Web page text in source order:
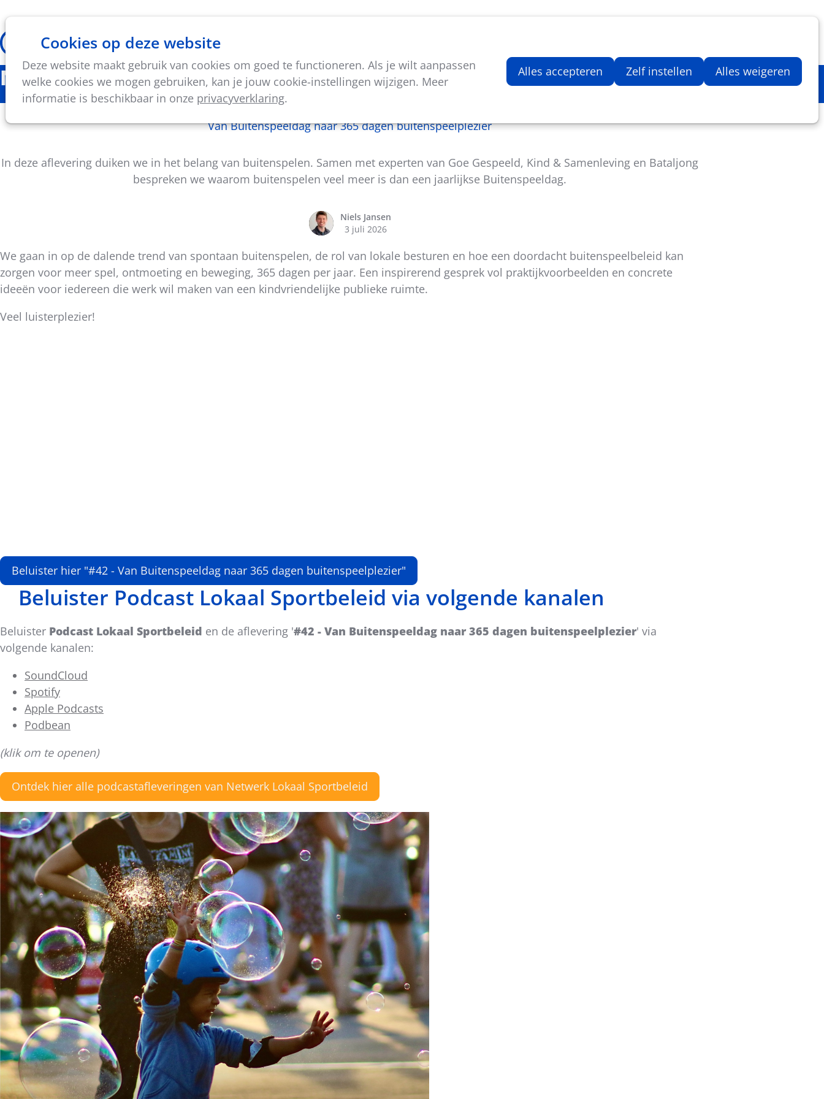
Cookies op deze website
Deze website maakt gebruik van cookies om goed te functioneren. Als je wilt aanpassen
welke cookies we mogen gebruiken, kan je jouw cookie-instellingen wijzigen. Meer
informatie is beschikbaar in onze privacyverklaring.
Alles accepteren Zelf instellen Alles weigeren
Thema's Vorming & activiteiten
Aantal artikelen in
Nieuws
Van Buitenspeeldag naar 365 dagen buitenspeelplezier
In deze aflevering duiken we in het belang van buitenspelen. Samen met experten van Goe Gespeeld, Kind & Samenleving en Bataljong
bespreken we waarom buitenspelen veel meer is dan een jaarlijkse Buitenspeeldag.
Niels Jansen
3 juli 2026
We gaan in op de dalende trend van spontaan buitenspelen, de rol van lokale besturen en hoe een doordacht buitenspeelbeleid kan
zorgen voor meer spel, ontmoeting en beweging, 365 dagen per jaar. Een inspirerend gesprek vol praktijkvoorbeelden en concrete
ideeën voor iedereen die werk wil maken van een kindvriendelijke publieke ruimte.
Veel luisterplezier!
Beluister hier "#42 - Van Buitenspeeldag naar 365 dagen buitenspeelplezier"
Beluister Podcast Lokaal Sportbeleid via volgende kanalen
Beluister Podcast Lokaal Sportbeleid en de aflevering '#42 - Van Buitenspeeldag naar 365 dagen buitenspeelplezier' via
volgende kanalen:
SoundCloud
Spotify
Apple Podcasts
Podbean
(klik om te openen)
Ontdek hier alle podcastafleveringen van Netwerk Lokaal Sportbeleid
Deel
dit